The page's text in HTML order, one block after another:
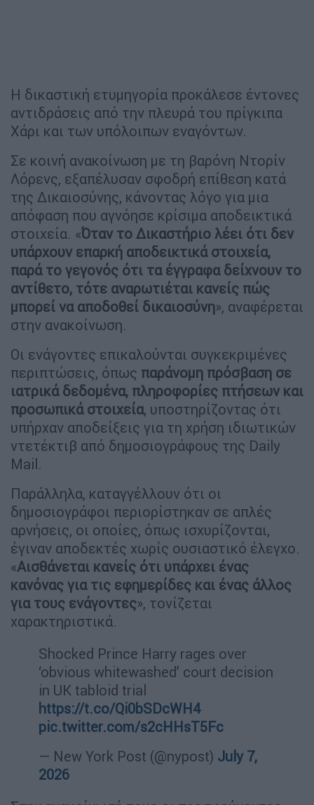
Η δικαστική ετυμηγορία προκάλεσε έντονες
αντιδράσεις από την πλευρά του πρίγκιπα
Χάρι και των υπόλοιπων εναγόντων.
Σε κοινή ανακοίνωση με τη βαρόνη Ντορίν
Λόρενς, εξαπέλυσαν σφοδρή επίθεση κατά
της Δικαιοσύνης, κάνοντας λόγο για μια
απόφαση που αγνόησε κρίσιμα αποδεικτικά
στοιχεία. «Όταν το Δικαστήριο λέει ότι δεν
υπάρχουν επαρκή αποδεικτικά στοιχεία,
παρά το γεγονός ότι τα έγγραφα δείχνουν το
αντίθετο, τότε αναρωτιέται κανείς πώς
μπορεί να αποδοθεί δικαιοσύνη», αναφέρεται
στην ανακοίνωση.
Οι ενάγοντες επικαλούνται συγκεκριμένες
περιπτώσεις, όπως παράνομη πρόσβαση σε
ιατρικά δεδομένα, πληροφορίες πτήσεων και
προσωπικά στοιχεία, υποστηρίζοντας ότι
υπήρχαν αποδείξεις για τη χρήση ιδιωτικών
ντετέκτιβ από δημοσιογράφους της Daily
Mail.
Παράλληλα, καταγγέλλουν ότι οι
δημοσιογράφοι περιορίστηκαν σε απλές
αρνήσεις, οι οποίες, όπως ισχυρίζονται,
έγιναν αποδεκτές χωρίς ουσιαστικό έλεγχο.
«Αισθάνεται κανείς ότι υπάρχει ένας
κανόνας για τις εφημερίδες και ένας άλλος
για τους ενάγοντες», τονίζεται
χαρακτηριστικά.
Shocked Prince Harry rages over
‘obvious whitewashed’ court decision
in UK tabloid trial
https://t.co/Qi0bSDcWH4
pic.twitter.com/s2cHHsT5Fc
— New York Post (@nypost) July 7,
2026